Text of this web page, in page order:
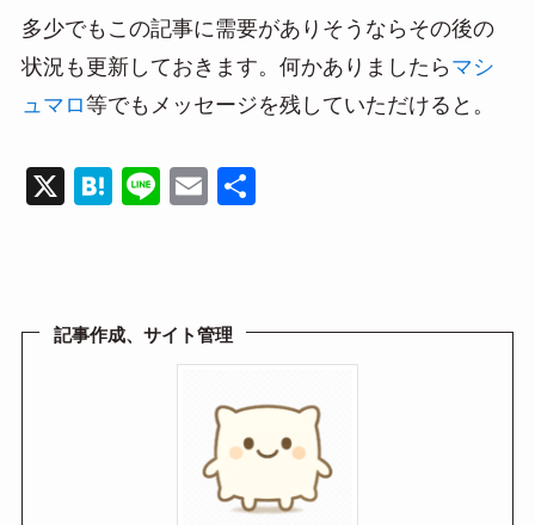
多少でもこの記事に需要がありそうならその後の
状況も更新しておきます。何かありましたら マシ
ュマロ等でもメッセージを残していただけると。
X
H
a
Li
E
記事作成、サイト管理